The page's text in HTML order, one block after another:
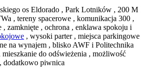
os Eldorado , Park Lotników , 200 M
, tereny spacerowe , komunikacja 300 ,
, zamknięte , ochrona , enklawa spokoju i
, wysoki parter , miejsca parkingowe
na wynajem , blisko AWF i Politechnika
mieszkanie do odświeżenia , możliwość
dodatkowo piwnica